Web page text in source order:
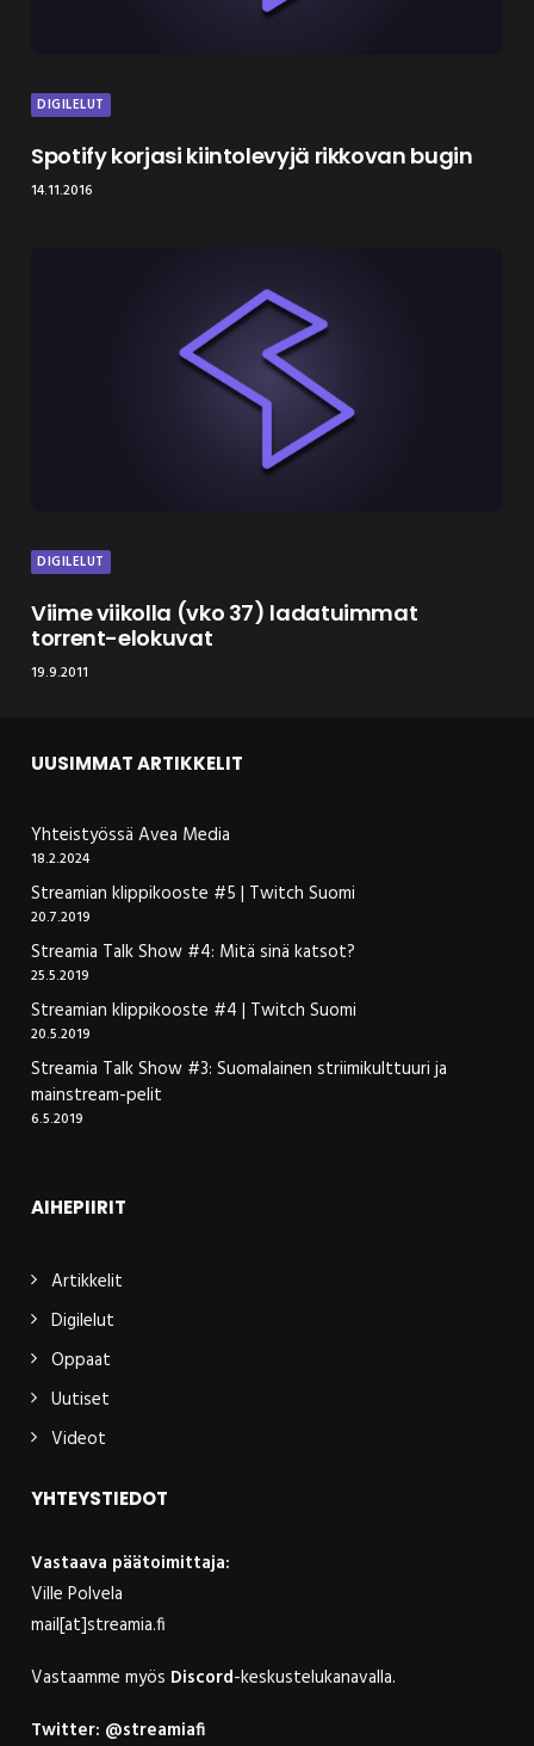
DIGILELUT
Spotify korjasi kiintolevyjä rikkovan bugin
14.11.2016
DIGILELUT
Viime viikolla (vko 37) ladatuimmat
torrent-elokuvat
19.9.2011
UUSIMMAT ARTIKKELIT
Yhteistyössä Avea Media
18.2.2024
Streamian klippikooste #5 | Twitch Suomi
20.7.2019
Streamia Talk Show #4: Mitä sinä katsot?
25.5.2019
Streamian klippikooste #4 | Twitch Suomi
20.5.2019
Streamia Talk Show #3: Suomalainen striimikulttuuri ja
mainstream-pelit
6.5.2019
AIHEPIIRIT
Artikkelit
Digilelut
Oppaat
Uutiset
Videot
YHTEYSTIEDOT
Vastaava päätoimittaja:
Ville Polvela
mail[at]streamia.fi
Vastaamme myös Discord-keskustelukanavalla.
Twitter: @streamiafi